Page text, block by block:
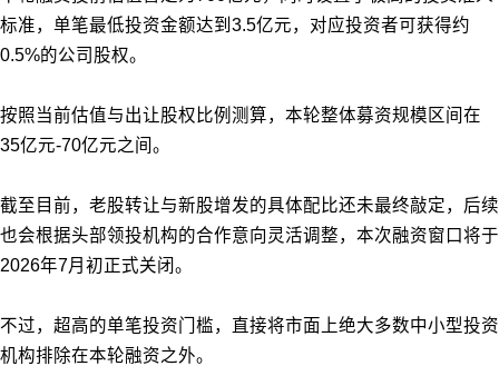
标准，单笔最低投资金额达到3.5亿元，对应投资者可获得约
0.5%的公司股权。
按照当前估值与出让股权比例测算，本轮整体募资规模区间在
35亿元-70亿元之间。
截至目前，老股转让与新股增发的具体配比还未最终敲定，后续
也会根据头部领投机构的合作意向灵活调整，本次融资窗口将于
2026年7月初正式关闭。
不过，超高的单笔投资门槛，直接将市面上绝大多数中小型投资
机构排除在本轮融资之外。